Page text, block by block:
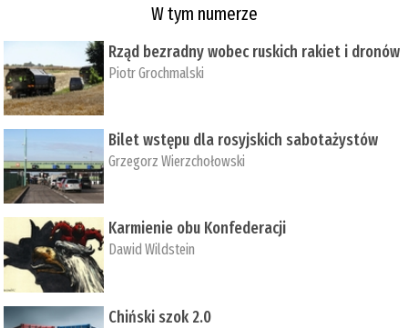
W tym numerze
Rząd bezradny wobec ruskich rakiet i dronów
Piotr Grochmalski
Bilet wstępu dla rosyjskich sabotażystów
Grzegorz Wierzchołowski
Karmienie obu Konfederacji
Dawid Wildstein
Chiński szok 2.0